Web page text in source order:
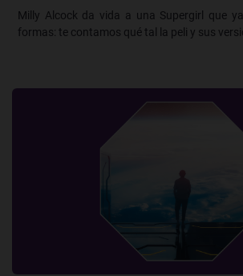
Milly Alcock da vida a una Supergirl que
formas: te contamos qué tal la peli y sus